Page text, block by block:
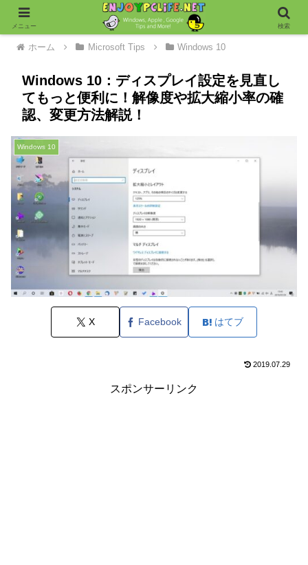
ホーム Microsoft Tips Windows 10
Windows 10：ディスプレイ設定を見直し
てもっと便利に！解像度や拡大縮小率の確
認、変更方法解説！
Windows 10
X Facebook はてブ
2019.07.29
スポンサーリンク
メニュー 検索